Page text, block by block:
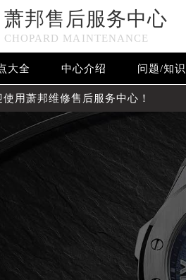
萧邦售后服务中心
CHOPARD MAINTENANCE
大全 中心介绍 问题/知
使用萧邦维修售后服务中心！